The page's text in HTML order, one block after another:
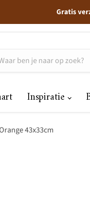
Gratis
Inspiratie
43x33cm